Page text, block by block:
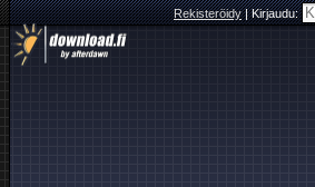
Rekisteröidy|Kirjaudu: